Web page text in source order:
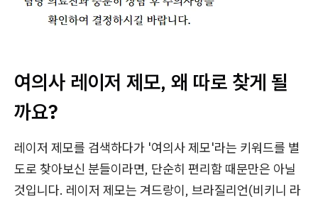
여의사 레이저 제모, 왜 따로 찾게 될
까요?
레이저 제모를 검색하다가 '여의사 제모'라는 키워드를 별
도로 찾아보신 분들이라면, 단순히 편리함 때문만은 아닐
것입니다. 레이저 제모는 겨드랑이, 브라질리언(비키니 라